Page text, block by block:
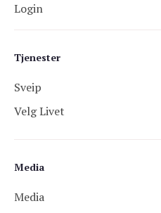
Tjenester
Sveip
Velg Livet
Media
Media
Login